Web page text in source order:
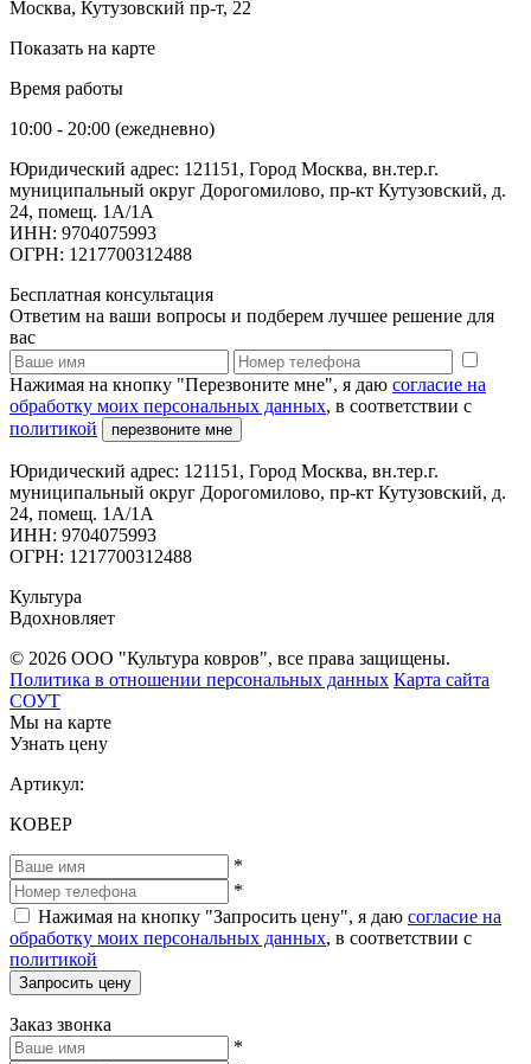
Москва, Кутузовский пр-т, 22
Показать на карте
Время работы
10:00 - 20:00 (ежедневно)
Юридический адрес: 121151, Город Москва, вн.тер.г.
муниципальный округ Дорогомилово, пр-кт Кутузовский, д.
24, помещ. 1А/1А
ИНН: 9704075993
ОГРН: 1217700312488
Бесплатная консультация
Ответим на ваши вопросы и подберем лучшее решение для
вас
Нажимая на кнопку "Перезвоните мне", я даю согласие на
обработку моих персональных данных, в соответствии с
политикой
перезвоните мне
Юридический адрес: 121151, Город Москва, вн.тер.г.
муниципальный округ Дорогомилово, пр-кт Кутузовский, д.
24, помещ. 1А/1А
ИНН: 9704075993
ОГРН: 1217700312488
Культура
Вдохновляет
© 2026 ООО "Культура ковров", все права защищены.
Политика в отношении персональных данных Карта сайта
СОУТ
Мы на карте
Узнать цену
Артикул:
КОВЕР
*
*
Нажимая на кнопку "Запросить цену", я даю согласие на
обработку моих персональных данных, в соответствии с
политикой
Запросить цену
Заказ звонка
*